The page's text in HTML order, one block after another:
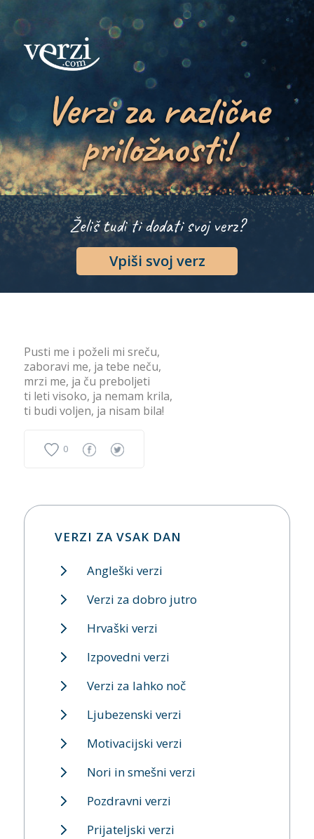
Verzi za različne
priložnosti!
Želiš tudi ti dodati svoj verz?
Vpiši svoj verz
Pusti me i poželi mi sreču,
zaboravi me, ja tebe neču,
mrzi me, ja ču preboljeti
ti leti visoko, ja nemam krila,
ti budi voljen, ja nisam bila!
0
VERZI ZA VSAK DAN
Angleški verzi
Verzi za dobro jutro
Hrvaški verzi
Izpovedni verzi
Verzi za lahko noč
Ljubezenski verzi
Motivacijski verzi
Nori in smešni verzi
Pozdravni verzi
Prijateljski verzi